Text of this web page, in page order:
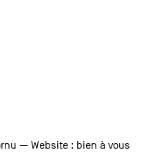
— Website : bien à vous